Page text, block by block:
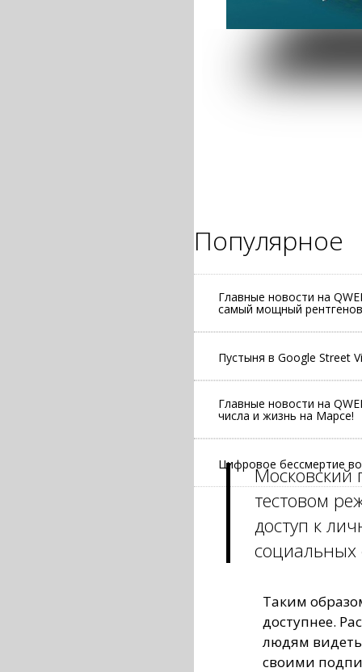
Популярное
Главные новости на
самый мощный
Пустыня в Google Street
Главные новости на
числа и жизнь на Марсе!
Цифровое бессмертие
Московский
тестовом
доступ к
социальных
Таким
доступнее.
людям видеть
своими